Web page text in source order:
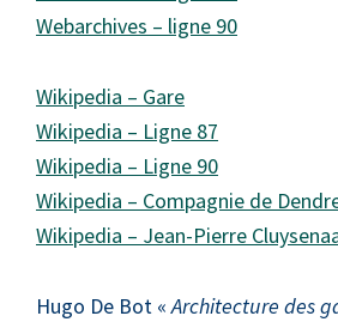
Webarchives – ligne 90
Wikipedia – Gare
Wikipedia – Ligne 87
Wikipedia – Ligne 90
Wikipedia – Compagnie de
Wikipedia – Jean-Pierre
Hugo De Bot «Architecture des